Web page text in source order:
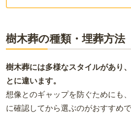
樹木葬の種類・埋葬方法
樹木葬には多様なスタイルがあり
とに違います。
想像とのギャップを防ぐためにも
に確認してから選ぶのがおすすめで